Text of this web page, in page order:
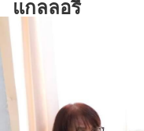
แกลลอรี่